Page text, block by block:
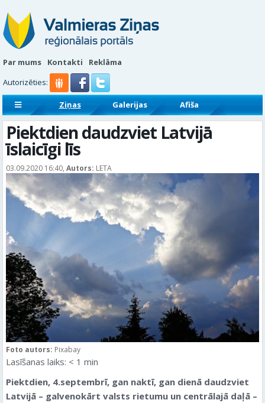
Par mums Kontakti
Reklāma
Autorizēties:
Ziņas Galerijas
Afiša
Sludinājumi
Reklāmraksti
Piektdien daudzviet Latvijā
īslaicīgi līs
03.09.2020 16:40, Autors: LETA
Foto autors: Pixabay
Lasīšanas laiks: < 1 min
Piektdien, 4.septembrī, gan naktī, gan dienā daudzviet
Latvijā – galvenokārt valsts rietumu un centrālajā daļā –